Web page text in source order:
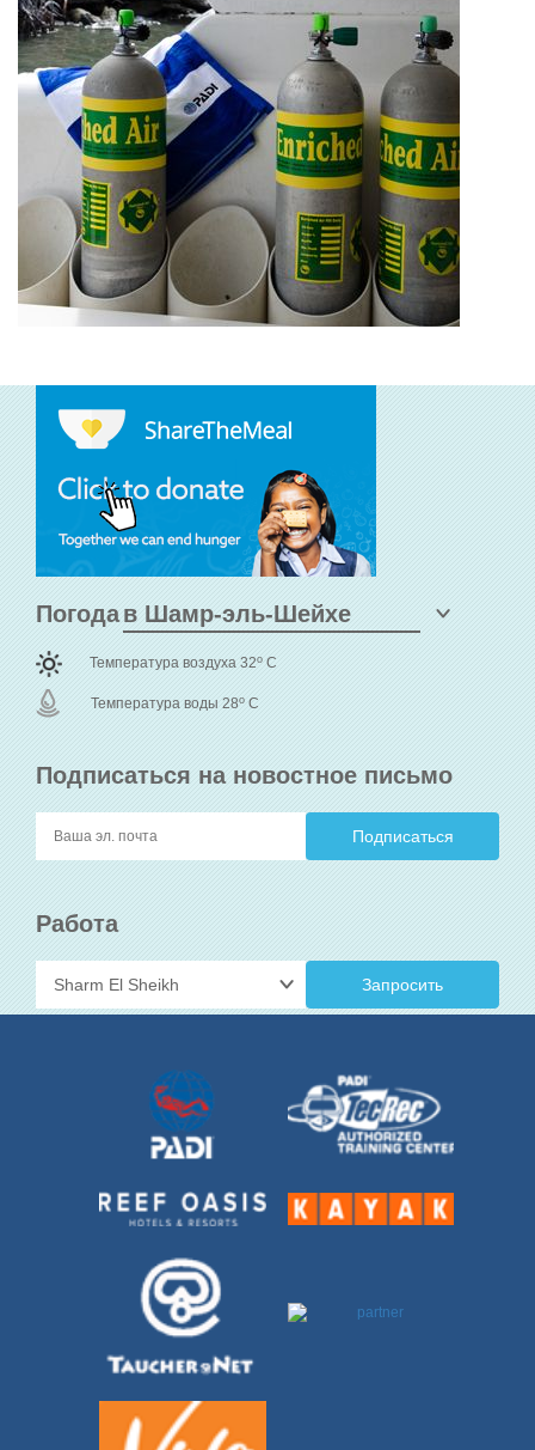
Подписаться на новостное письмо
Работа
Запросить
Погода
Температура воздуха 32o C
Температура воды 28o C